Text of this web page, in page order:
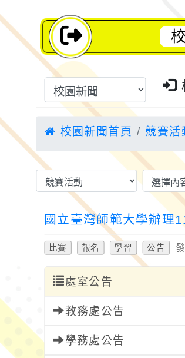
校園新聞首頁 競賽活
國立臺灣師範大學辦理
比賽 報名 學習 公告
處室公告
教務處公告
學務處公告